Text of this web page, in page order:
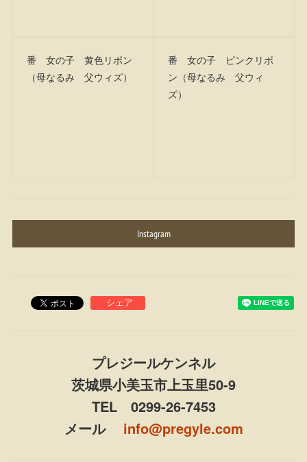
番 女の子 黄色リボン
（母なるみ 父ウィズ）
番 女の子 ピンクリボ
ン（母なるみ 父ウィ
ズ）
Instagram
プレジールケンネル
茨城県小美玉市上玉里50-9
TEL 0299-26-7453
メール info@pregyle.com